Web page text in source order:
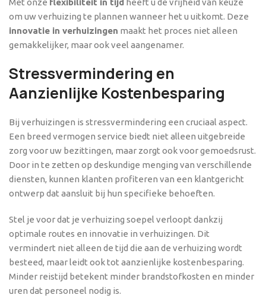
Met onze flexibiliteit in tijd heeft u de vrijheid van keuze
om uw verhuizing te plannen wanneer het u uitkomt. Deze
innovatie in verhuizingen maakt het proces niet alleen
gemakkelijker, maar ook veel aangenamer.
Stressvermindering en
Aanzienlijke Kostenbesparing
Bij verhuizingen is stressvermindering een cruciaal aspect.
Een breed vermogen service biedt niet alleen uitgebreide
zorg voor uw bezittingen, maar zorgt ook voor gemoedsrust.
Door in te zetten op deskundige menging van verschillende
diensten, kunnen klanten profiteren van een klantgericht
ontwerp dat aansluit bij hun specifieke behoeften.
Stel je voor dat je verhuizing soepel verloopt dankzij
optimale routes en innovatie in verhuizingen. Dit
vermindert niet alleen de tijd die aan de verhuizing wordt
besteed, maar leidt ook tot aanzienlijke kostenbesparing.
Minder reistijd betekent minder brandstofkosten en minder
uren dat personeel nodig is.